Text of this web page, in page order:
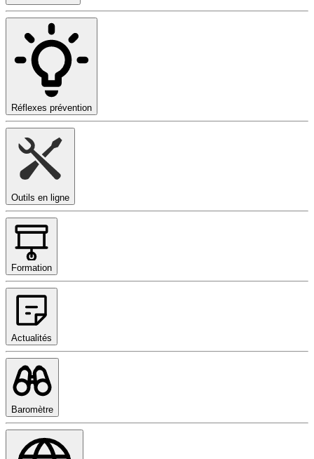
Réflexes prévention
Outils en ligne
Formation
Actualités
Baromètre